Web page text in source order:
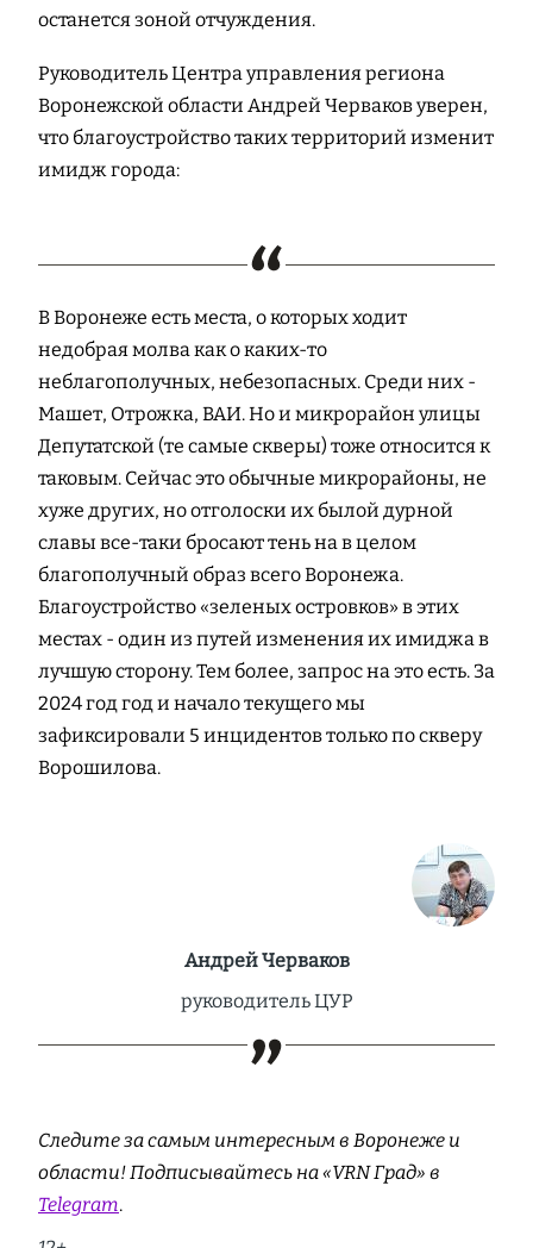
останется зоной отчуждения.
Руководитель Центра управления региона
Воронежской области Андрей Черваков уверен,
что благоустройство таких территорий изменит
имидж города:
В Воронеже есть места, о которых ходит
недобрая молва как о каких-то
неблагополучных, небезопасных. Среди них -
Машет, Отрожка, ВАИ. Но и микрорайон улицы
Депутатской (те самые скверы) тоже относится к
таковым. Сейчас это обычные микрорайоны, не
хуже других, но отголоски их былой дурной
славы все-таки бросают тень на в целом
благополучный образ всего Воронежа.
Благоустройство «зеленых островков» в этих
местах - один из путей изменения их имиджа в
лучшую сторону. Тем более, запрос на это есть. За
2024 год год и начало текущего мы
зафиксировали 5 инцидентов только по скверу
Ворошилова.
Андрей Черваков
руководитель ЦУР
Следите за самым интересным в Воронеже и
области! Подписывайтесь на «VRN Град» в
Telegram.